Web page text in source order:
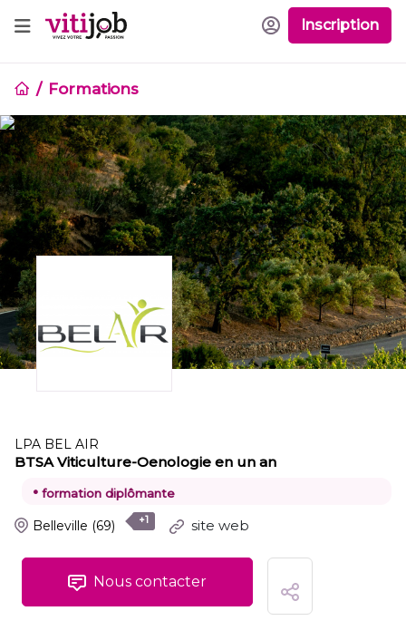
Inscription
Formations
LPA BEL AIR
BTSA Viticulture-Oenologie en un an
• formation diplômante
Belleville (69) +1 site web
Nous contacter